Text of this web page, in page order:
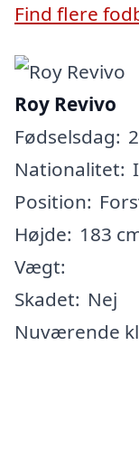
Find flere
Roy Revivo
Fødselsdag:
Nationalitet:
Position:
Højde: 183
Vægt:
Skadet: Nej
Nuværende